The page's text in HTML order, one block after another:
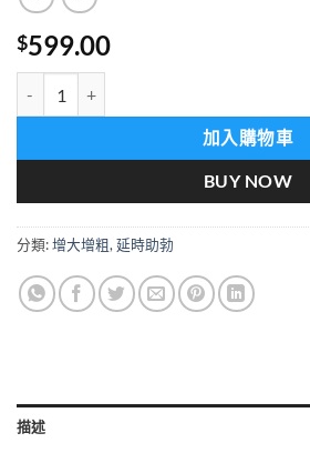
$599.00
加入購物車
BUY NOW
分類:增大增粗, 延時助勃
描述